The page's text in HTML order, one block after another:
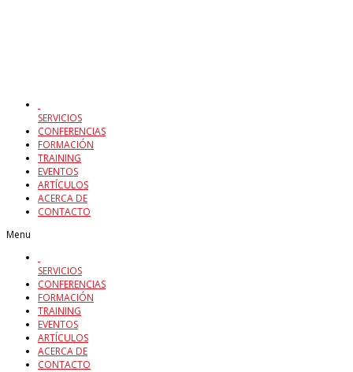
SERVICIOS
CONFERENCIAS
FORMACIÓN
TRAINING
EVENTOS
ARTÍCULOS
ACERCA DE
CONTACTO
Menu
SERVICIOS
CONFERENCIAS
FORMACIÓN
TRAINING
EVENTOS
ARTÍCULOS
ACERCA DE
CONTACTO